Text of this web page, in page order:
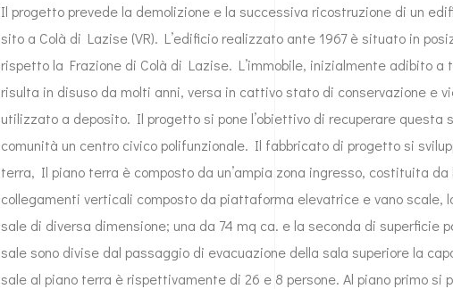
Il progetto prevede la demolizione e la successiva ricostruzione di un
sito a Colà di Lazise (VR). L’edificio realizzato ante 1967 è situato in
rispetto la Frazione di Colà di Lazise. L’immobile, inizialmente adibito a
risulta in disuso da molti anni, versa in cattivo stato di conservazione e
utilizzato a deposito. Il progetto si pone l’obiettivo di recuperare questa
comunità un centro civico polifunzionale. Il fabbricato di progetto si
terra, Il piano terra è composto da un’ampia zona ingresso, costituita da
collegamenti verticali composto da piattaforma elevatrice e vano scale,
sale di diversa dimensione; una da 74 mq ca. e la seconda di superficie
sale sono divise dal passaggio di evacuazione della sala superiore la
sale al piano terra è rispettivamente di 26 e 8 persone. Al piano primo si